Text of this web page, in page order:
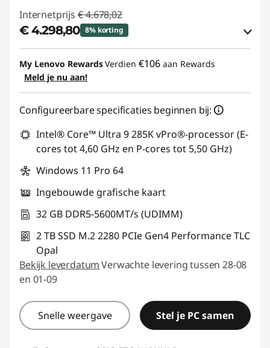
Internetprijs € 4.678,02
€ 4.298,80 8% korting
eCoupon-besparingen :-€ 379,22
eCoupon gebruiken :
My Lenovo RewardsVerdien €106 aan Rewards
Meld je nu aan!
Configureerbare specificaties beginnen bij:
Intel® Core™ Ultra 9 285K vPro®-processor (E-
cores tot 4,60 GHz en P-cores tot 5,50 GHz)
Windows 11 Pro 64
Ingebouwde grafische kaart
32 GB DDR5-5600MT/s (UDIMM)
2 TB SSD M.2 2280 PCIe Gen4 Performance TLC
Opal
Bekijk leverdatumVerwachte levering tussen 28-08
en 01-09
Snelle weergave Stel je PC samen